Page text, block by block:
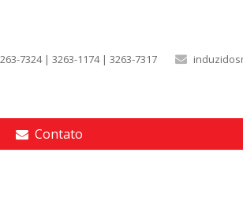
7324 | 3263-1174 | 3263-7317
Contato